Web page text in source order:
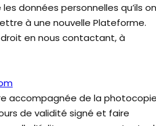
données personnelles qu’ils
à une nouvelle Plateforme.
en nous contactant, à
accompagnée de la
de validité signé et faire